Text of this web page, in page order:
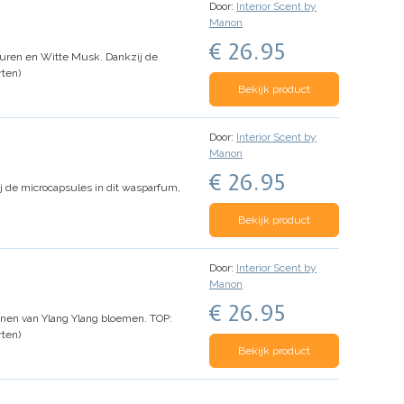
en Witte Musk. Dankzij de
Door: Interior Scent by
Manon
€ 26.95
Bekijk product
de microcapsules in dit wasparfum,
Door: Interior Scent by
Manon
€ 26.95
Bekijk product
van Ylang Ylang bloemen. TOP:
Door: Interior Scent by
Manon
€ 26.95
Bekijk product